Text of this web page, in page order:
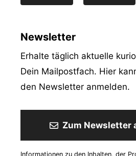
Newsletter
Erhalte täglich aktuelle
Dein Mailpostfach. Hier
den Newsletter anmelden.
Zum Newsletter
Informationen zu den Inhalten, der